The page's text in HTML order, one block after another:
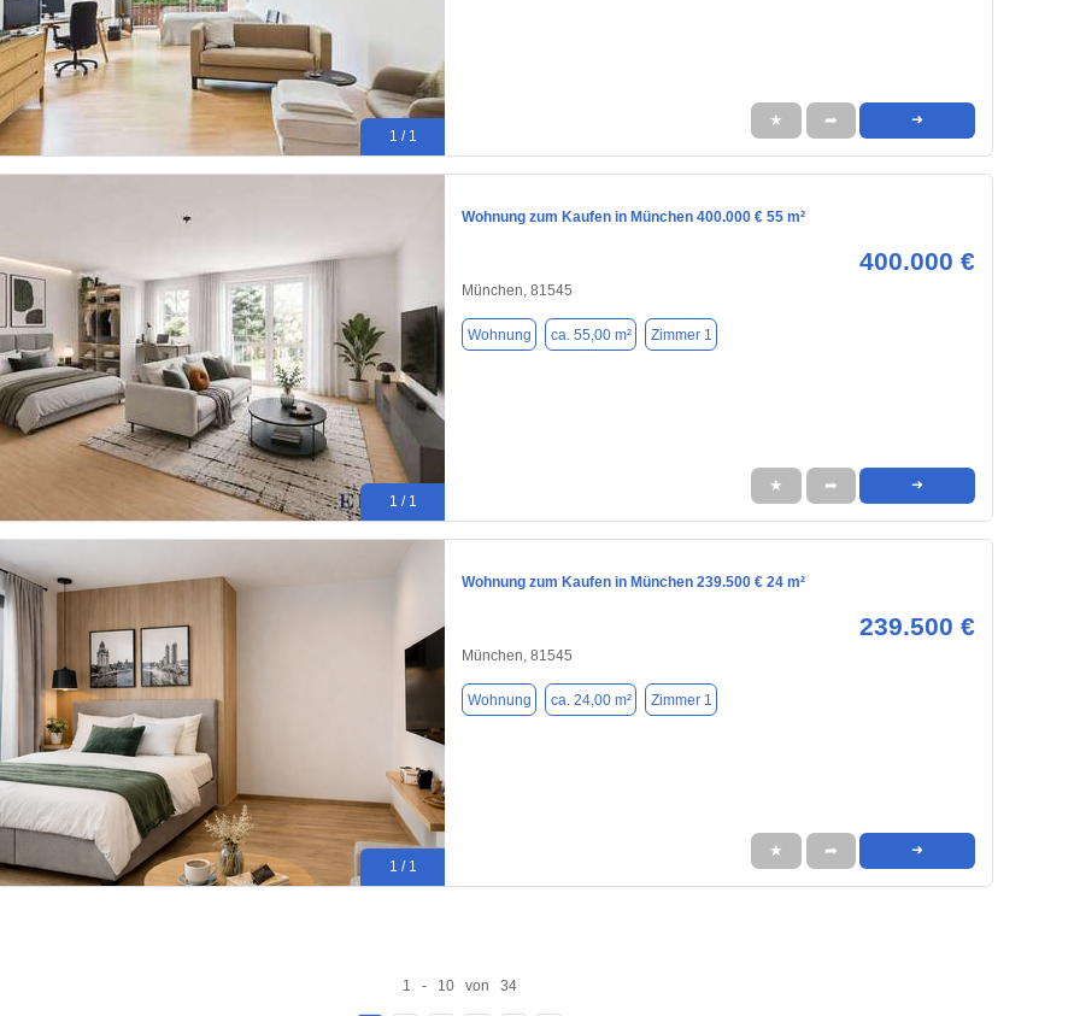
1 / 1
★ ➦ ➜
1 / 1
Wohnung zum Kaufen in München 400.000 € 55 m²
400.000 €
München, 81545
Wohnung ca. 55,00 m² Zimmer 1
★ ➦ ➜
1 / 1
Wohnung zum Kaufen in München 239.500 € 24 m²
239.500 €
München, 81545
Wohnung ca. 24,00 m² Zimmer 1
★ ➦ ➜
1 - 10 von 34